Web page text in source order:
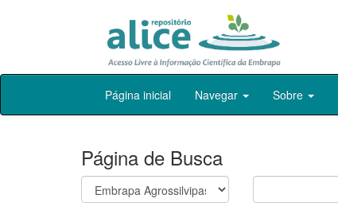
Skip
Página inicial Navegar Sobre
Página de Busca